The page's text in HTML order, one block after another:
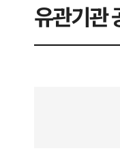
유관기관